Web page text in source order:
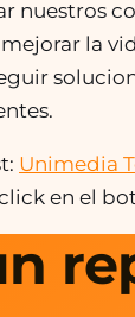
nuestros
la
Unimedia
en el